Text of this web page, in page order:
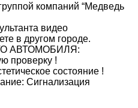
компаний “Медведь
видео
в другом городе.
АВТОМОБИЛЯ:
проверку !
состояние !
Сигнализация